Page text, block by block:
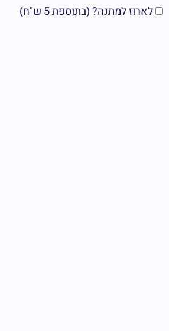
לארוז למתנה? (בתוספת 5 ש"ח)